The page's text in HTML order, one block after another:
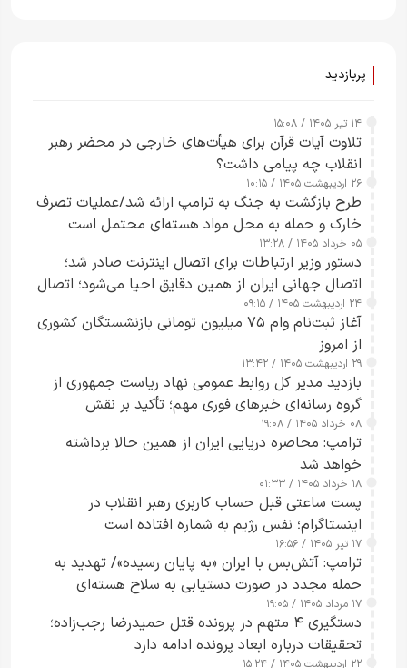
پربازدید
۱۴ تیر ۱۴۰۵ / ۱۵:۰۸
تلاوت آیات قرآن برای هیأت‌های خارجی در محضر رهبر
انقلاب چه پیامی داشت؟
۲۶ اردیبهشت ۱۴۰۵ / ۱۰:۱۵
طرح‌ بازگشت به جنگ به ترامپ ارائه شد/عملیات تصرف
خارک و حمله به محل مواد هسته‌ای محتمل است
۰۵ خرداد ۱۴۰۵ / ۱۳:۲۸
دستور وزیر ارتباطات برای اتصال اینترنت صادر شد؛
اتصال جهانی ایران از همین دقایق احیا می‌شود؛ اتصال
کامل مردم تا ۲۴ ساعت آینده
۲۴ اردیبهشت ۱۴۰۵ / ۰۹:۱۵
آغاز ثبت‌نام وام ۷۵ میلیون تومانی بازنشستگان کشوری
از امروز
۲۹ اردیبهشت ۱۴۰۵ / ۱۳:۴۲
بازدید مدیر کل روابط عمومی نهاد ریاست جمهوری از
گروه رسانه‌ای خبرهای فوری مهم؛ تأکید بر نقش
رسانه‌های هوشمند و مسئول در ارتقای آگاهی عمومی
۰۸ خرداد ۱۴۰۵ / ۱۹:۰۸
ترامپ: محاصره دریایی ایران از همین حالا برداشته
خواهد شد
۱۸ خرداد ۱۴۰۵ / ۰۱:۳۳
پست ساعتی قبل حساب کاربری رهبر انقلاب در
اینستاگرام؛ نفس رژیم به شماره افتاده است​
۱۷ تیر ۱۴۰۵ / ۱۶:۵۶
ترامپ: آتش‌بس با ایران «به پایان رسیده»/ تهدید به
حمله مجدد در صورت دستیابی به سلاح هسته‌ای
۱۷ مرداد ۱۴۰۵ / ۱۹:۰۵
دستگیری ۴ متهم در پرونده قتل حمیدرضا رجب‌زاده؛
تحقیقات درباره ابعاد پرونده ادامه دارد
۲۲ اردیبهشت ۱۴۰۵ / ۱۵:۲۴